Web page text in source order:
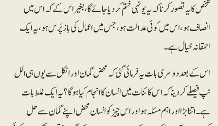
شخص کا یہ تصور کرنا کہ یہ یونہی ختم کردیا جائے گا، بغیر اس کے کہ اس میں
انصاف ہو، اس میں کوئی عدالت ہو، جس میں اعمال کی بازپُرس ہو، یہ ایک
احمقانہ خیال ہے۔
اس کے بعد دوسری بات یہ فرمائی گئی کہ محض گمان اور اٹکل سے یوں ہی الل
ٹپ فیصلے کر دینا کہ اس کائنات میں انسان کا انجام کیا ہوگا؟ یہ ایک غلط بات
ہے۔ اتنا بڑا اور اہم مسئلہ ہو اور اس چیز کو انسان محض اپنے گمان سے حل